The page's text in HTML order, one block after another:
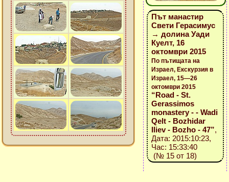
Път манастир
Свети Герасимус
→ долина Уади
Куелт, 16
октомври 2015
По пътищата на
Израел, Екскурзия в
Израел, 15—26
октомври 2015
“Road - St.
Gerassimos
monastery - - Wadi
Qelt - Bozhidar
Iliev - Bozho - 47”,
Дата: 2015:10:23,
Час: 15:33:40
(№ 15 от 18)